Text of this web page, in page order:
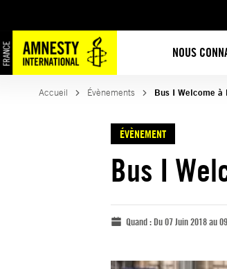
NOUS
Accueil Évènements Bus I Welcome à
ÉVÈNEMENT
Bus I
Quand :Du 07 Juin 2018 au